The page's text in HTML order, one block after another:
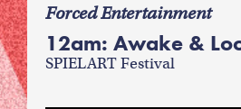
Forced Entertainment
12am: Awake &
SPIELART Festival